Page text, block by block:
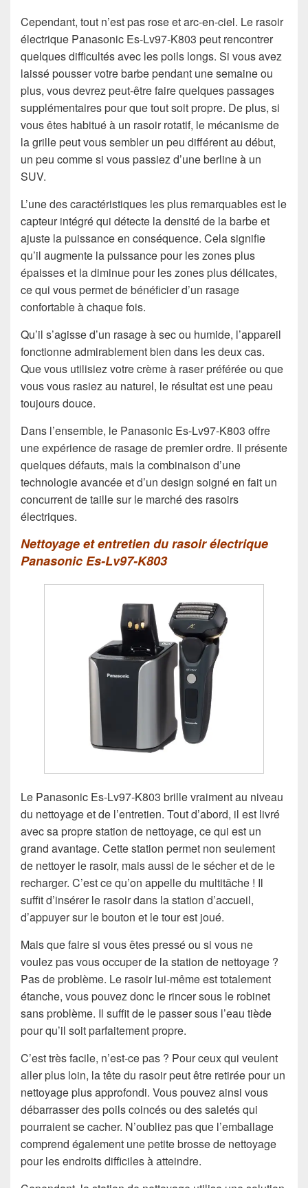
Cependant, tout n’est pas rose et arc-en-ciel. Le rasoir
électrique Panasonic Es-Lv97-K803 peut rencontrer
quelques difficultés avec les poils longs. Si vous avez
laissé pousser votre barbe pendant une semaine ou
plus, vous devrez peut-être faire quelques passages
supplémentaires pour que tout soit propre. De plus, si
vous êtes habitué à un rasoir rotatif, le mécanisme de
la grille peut vous sembler un peu différent au début,
un peu comme si vous passiez d’une berline à un
SUV.
L’une des caractéristiques les plus remarquables est le
capteur intégré qui détecte la densité de la barbe et
ajuste la puissance en conséquence. Cela signifie
qu’il augmente la puissance pour les zones plus
épaisses et la diminue pour les zones plus délicates,
ce qui vous permet de bénéficier d’un rasage
confortable à chaque fois.
Qu’il s’agisse d’un rasage à sec ou humide, l’appareil
fonctionne admirablement bien dans les deux cas.
Que vous utilisiez votre crème à raser préférée ou que
vous vous rasiez au naturel, le résultat est une peau
toujours douce.
Dans l’ensemble, le Panasonic Es-Lv97-K803 offre
une expérience de rasage de premier ordre. Il présente
quelques défauts, mais la combinaison d’une
technologie avancée et d’un design soigné en fait un
concurrent de taille sur le marché des rasoirs
électriques.
Nettoyage et entretien du rasoir électrique
Panasonic Es-Lv97-K803
Le Panasonic Es-Lv97-K803 brille vraiment au niveau
du nettoyage et de l’entretien. Tout d’abord, il est livré
avec sa propre station de nettoyage, ce qui est un
grand avantage. Cette station permet non seulement
de nettoyer le rasoir, mais aussi de le sécher et de le
recharger. C’est ce qu’on appelle du multitâche ! Il
suffit d’insérer le rasoir dans la station d’accueil,
d’appuyer sur le bouton et le tour est joué.
Mais que faire si vous êtes pressé ou si vous ne
voulez pas vous occuper de la station de nettoyage ?
Pas de problème. Le rasoir lui-même est totalement
étanche, vous pouvez donc le rincer sous le robinet
sans problème. Il suffit de le passer sous l’eau tiède
pour qu’il soit parfaitement propre.
C’est très facile, n’est-ce pas ? Pour ceux qui veulent
aller plus loin, la tête du rasoir peut être retirée pour un
nettoyage plus approfondi. Vous pouvez ainsi vous
débarrasser des poils coincés ou des saletés qui
pourraient se cacher. N’oubliez pas que l’emballage
comprend également une petite brosse de nettoyage
pour les endroits difficiles à atteindre.